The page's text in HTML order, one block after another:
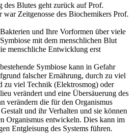
Blutes geht zurück auf Prof.
Zeitgenosse des Biochemikers Prof.
und Ihre Vorformen über viele
mit dem menschlichen Blut
menschliche Entwicklung erst
Symbiose kann in Gefahr
falscher Ernährung, durch zu viel
zu viel Technik (Elektrosmog) oder
verändert und eine Übersäuerung des
verändern die für den Organismus
und ihr Verhalten und sie können
Organismus entwickeln. Dies kann im
Entgleisung des Systems führen.